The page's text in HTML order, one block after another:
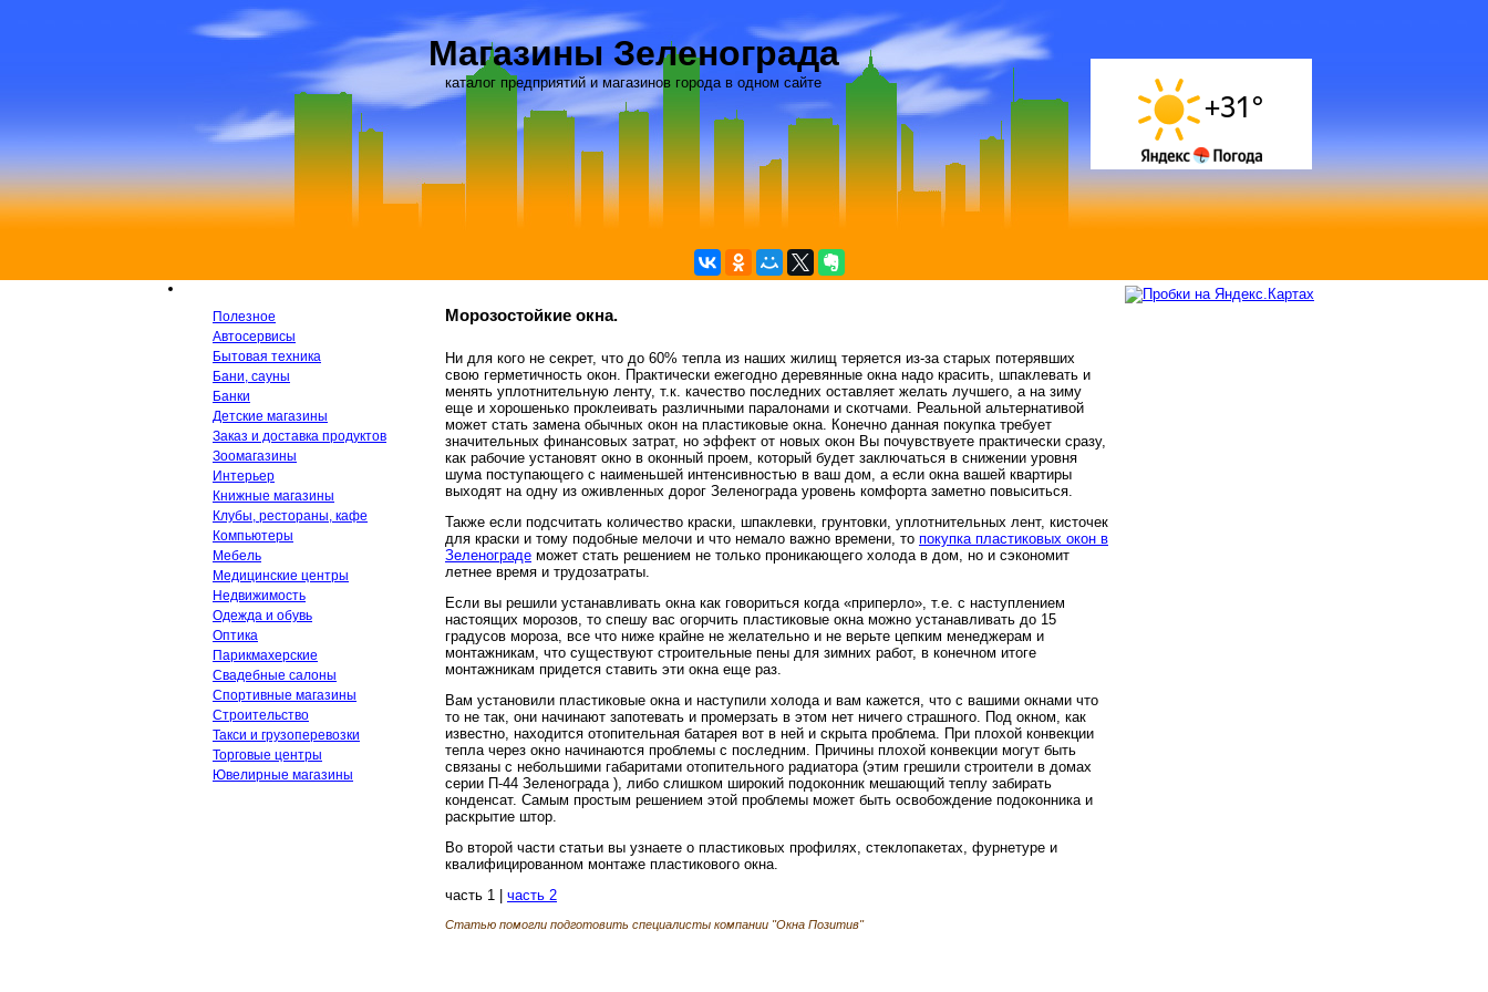
Магазины Зеленограда
каталог предприятий и магазинов города в одном сайте
Полезное
Автосервисы
Бытовая техника
Бани, сауны
Банки
Детские магазины
Заказ и доставка продуктов
Зоомагазины
Интерьер
Книжные магазины
Клубы, рестораны, кафе
Компьютеры
Мебель
Медицинские центры
Недвижимость
Одежда и обувь
Оптика
Парикмахерские
Свадебные салоны
Спортивные магазины
Строительство
Такси и грузоперевозки
Торговые центры
Ювелирные магазины
Морозостойкие окна.
Ни для кого не секрет, что до 60% тепла из наших жилищ теряется из-за старых потерявших
свою герметичность окон. Практически ежегодно деревянные окна надо красить, шпаклевать и
менять уплотнительную ленту, т.к. качество последних оставляет желать лучшего, а на зиму
еще и хорошенько проклеивать различными паралонами и скотчами. Реальной альтернативой
может стать замена обычных окон на пластиковые окна. Конечно данная покупка требует
значительных финансовых затрат, но эффект от новых окон Вы почувствуете практически сразу,
как рабочие установят окно в оконный проем, который будет заключаться в снижении уровня
шума поступающего с наименьшей интенсивностью в ваш дом, а если окна вашей квартиры
выходят на одну из оживленных дорог Зеленограда уровень комфорта заметно повыситься.
Также если подсчитать количество краски, шпаклевки, грунтовки, уплотнительных лент, кисточек
для краски и тому подобные мелочи и что немало важно времени, то покупка пластиковых окон в
Зеленограде может стать решением не только проникающего холода в дом, но и сэкономит
летнее время и трудозатраты.
Если вы решили устанавливать окна как говориться когда «приперло», т.е. с наступлением
настоящих морозов, то спешу вас огорчить пластиковые окна можно устанавливать до 15
градусов мороза, все что ниже крайне не желательно и не верьте цепким менеджерам и
монтажникам, что существуют строительные пены для зимних работ, в конечном итоге
монтажникам придется ставить эти окна еще раз.
Вам установили пластиковые окна и наступили холода и вам кажется, что с вашими окнами что
то не так, они начинают запотевать и промерзать в этом нет ничего страшного. Под окном, как
известно, находится отопительная батарея вот в ней и скрыта проблема. При плохой конвекции
тепла через окно начинаются проблемы с последним. Причины плохой конвекции могут быть
связаны с небольшими габаритами отопительного радиатора (этим грешили строители в домах
серии П-44 Зеленограда ), либо слишком широкий подоконник мешающий теплу забирать
конденсат. Самым простым решением этой проблемы может быть освобождение подоконника и
раскрытие штор.
Во второй части статьи вы узнаете о пластиковых профилях, стеклопакетах, фурнетуре и
квалифицированном монтаже пластикового окна.
часть 1 | часть 2
Статью помогли подготовить специалисты компании "Окна Позитив"